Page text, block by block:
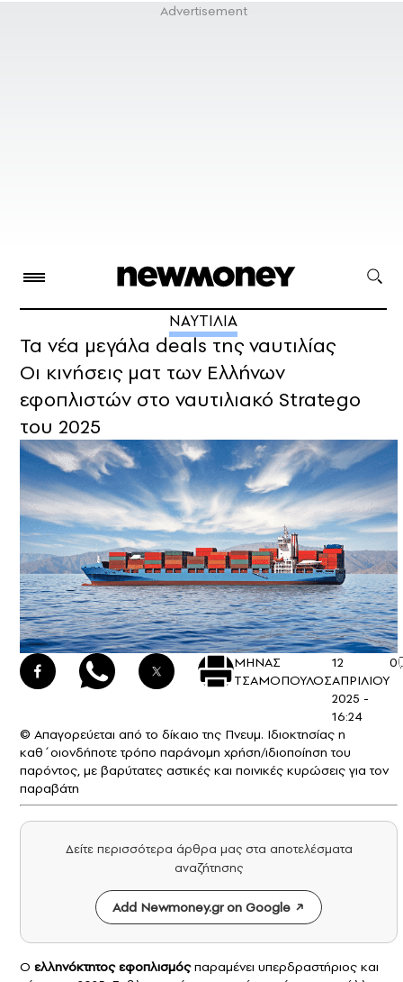
ΝΑΥΤΙΛΙΑ
Τα νέα μεγάλα deals της ναυτιλίας
Οι κινήσεις ματ των Ελλήνων
εφοπλιστών στο ναυτιλιακό Stratego
του 2025
ΜΗΝΑΣ
ΤΣΑΜΟΠΟΥΛΟΣ
12
ΑΠΡΙΛΙΟΥ
2025 -
16:24
0
© Απαγορεύεται από το δίκαιο της Πνευμ. Ιδιοκτησίας η
καθ΄οιονδήποτε τρόπο παράνομη χρήση/ιδιοποίηση του
παρόντος, με βαρύτατες αστικές και ποινικές κυρώσεις για τον
παραβάτη
Δείτε περισσότερα άρθρα μας στα αποτελέσματα
αναζήτησης
Add Newmoney.gr on Google
Ο ελληνόκτητος εφοπλισμόςπαραμένει υπερδραστήριος και